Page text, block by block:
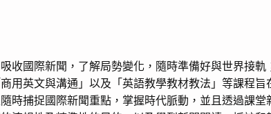
收國際新聞，了解局勢變化，隨時準備好與世界接
用英文與溝通」以及「英語教學教材教法」等課程
時捕捉國際新聞重點，掌握時代脈動，並且透過課